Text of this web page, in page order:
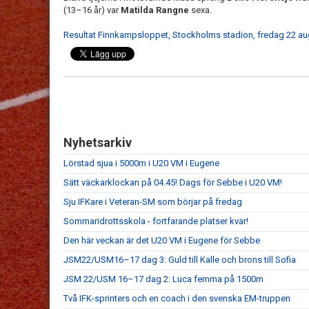
(13–16 år) var Matilda Rangne sexa.
Resultat Finnkampsloppet, Stockholms stadion, fredag 22
Nyhetsarkiv
Lörstad sjua i 5000m i U20 VM i Eugene
Sätt väckarklockan på 04.45! Dags för Sebbe i U20 VM!
Sju IFKare i Veteran-SM som börjar på fredag
Sommaridrottsskola - fortfarande platser kvar!
Den här veckan är det U20 VM i Eugene för Sebbe
JSM22/USM16–17 dag 3: Guld till Kalle och brons till Sofia
JSM 22/USM 16–17 dag 2: Luca femma på 1500m
Två IFK-sprinters och en coach i den svenska EM-truppen